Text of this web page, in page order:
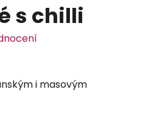
s chilli
i masovým